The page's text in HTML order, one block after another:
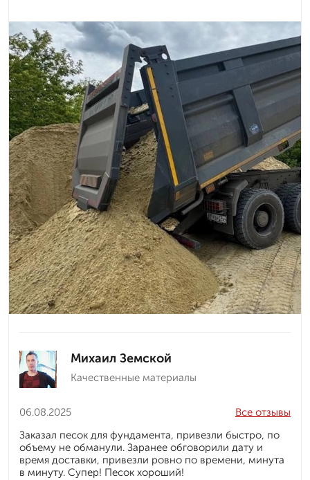
Михаил Земской
Качественные материалы
06.08.2025
Все отзывы
Заказал песок для фундамента, привезли быстро, по
объему не обманули. Заранее обговорили дату и
время доставки, привезли ровно по времени, минута
в минуту. Супер! Песок хороший!